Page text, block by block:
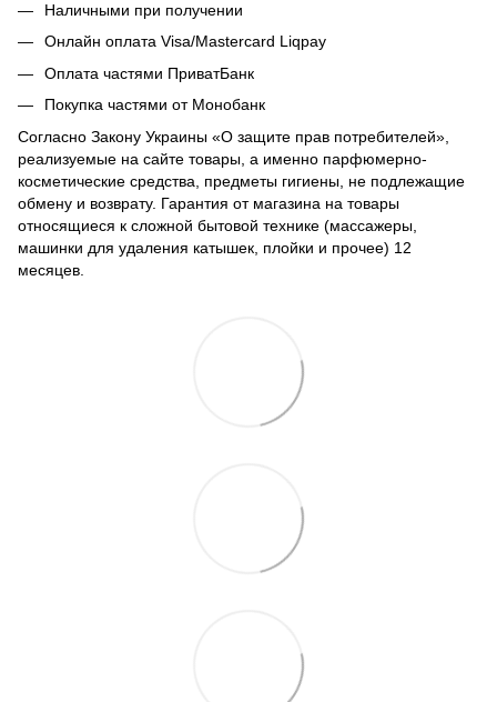
Наличными при получении
Онлайн оплата Visa/Mastercard Liqpay
Оплата частями ПриватБанк
Покупка частями от Монобанк
Согласно Закону Украины «О защите прав потребителей»,
реализуемые на сайте товары, а именно парфюмерно-
косметические средства, предметы гигиены, не подлежащие
обмену и возврату. Гарантия от магазина на товары
относящиеся к сложной бытовой технике (массажеры,
машинки для удаления катышек, плойки и прочее) 12
месяцев.